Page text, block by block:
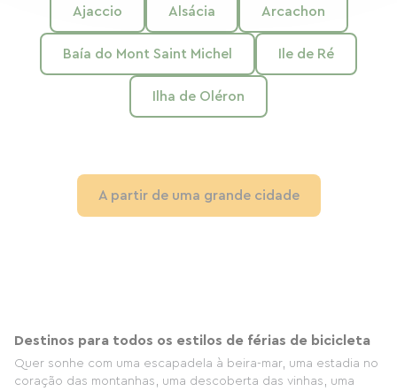
Ajaccio Alsácia Arcachon
Baía do Mont Saint Michel Ile de Ré
Ilha de Oléron
A partir de uma grande cidade
Destinos para todos os estilos de férias de bicicleta
Quer sonhe com uma escapadela à beira-mar, uma estadia no
coração das montanhas, uma descoberta das vinhas, uma